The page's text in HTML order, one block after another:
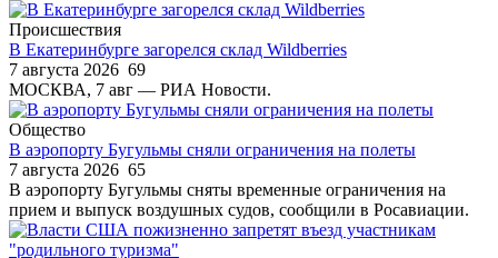
Происшествия
В Екатеринбурге загорелся склад Wildberries
7 августа 2026 69
МОСКВА, 7 авг — РИА Новости.
Общество
В аэропорту Бугульмы сняли ограничения на полеты
7 августа 2026 65
В аэропорту Бугульмы сняты временные ограничения на
прием и выпуск воздушных судов, сообщили в Росавиации.